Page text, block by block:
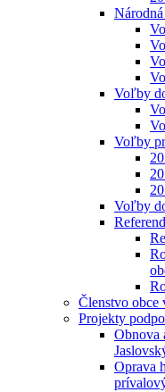
Národná
Voľby
Voľby
Voľby
Členstvo obce
Projekty
Obnova
Oprava